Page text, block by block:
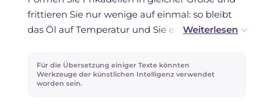
frittieren Sie nur wenige auf einmal: so bleibt
das Öl auf Temperatur und Sie erzielen eine
Für die Übersetzung einiger Texte könnten
Werkzeuge der künstlichen Intelligenz verwendet
worden sein.